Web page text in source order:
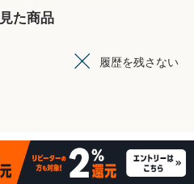
た商品
履歴を残さない